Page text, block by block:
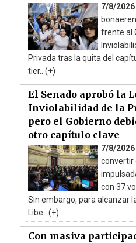
7/8/2026
frente al
Privada tras la quita del
tier...(+)
El Senado aprobó la
Inviolabilidad de la
pero el Gobierno
otro capítulo clave
7/8/2026
convertir
con 37
Sin embargo, para alcanzar
Libe...(+)
Con masiva